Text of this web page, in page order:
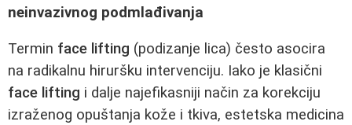
neinvazivnog podmlađivanja
Termin face lifting (podizanje lica) često asocira
na radikalnu hiruršku intervenciju. Iako je klasični
face lifting i dalje najefikasniji način za korekciju
izraženog opuštanja kože i tkiva, estetska medicina